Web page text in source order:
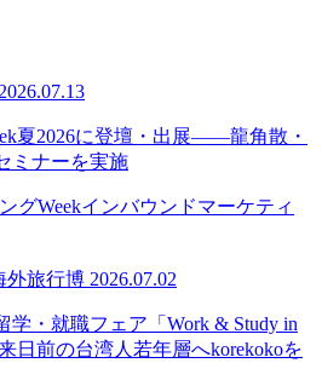
2026.07.13
夏2026に登壇・出展——龍角散・
ミナーを実施
グWeekインバウンドマーケティ
外旅行博 2026.07.02
学・就職フェア「Work & Study in
日前の台湾人若年層へkorekokoを